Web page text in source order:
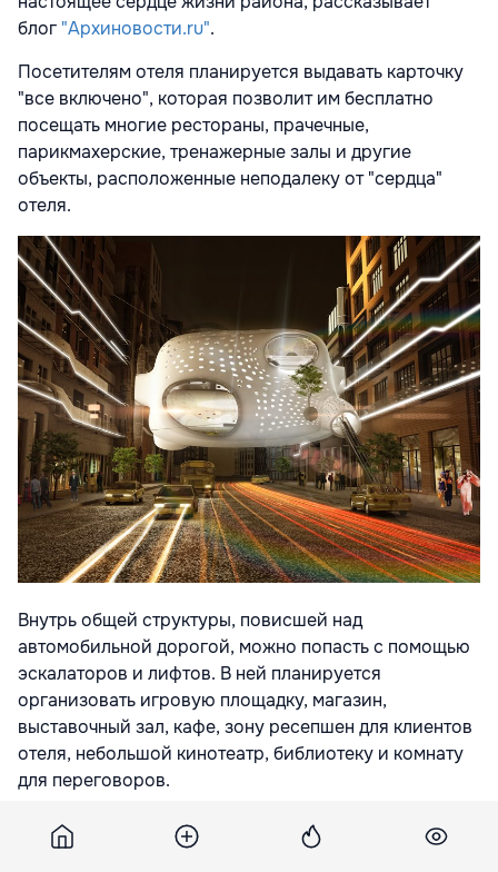
блог "Архиновости.ru".
Посетителям отеля планируется выдавать карточку
"все включено", которая позволит им бесплатно
посещать многие рестораны, прачечные,
парикмахерские, тренажерные залы и другие
объекты, расположенные неподалеку от "сердца"
отеля.
Внутрь общей структуры, повисшей над
автомобильной дорогой, можно попасть с помощью
эскалаторов и лифтов. В ней планируется
организовать игровую площадку, магазин,
выставочный зал, кафе, зону ресепшен для клиентов
отеля, небольшой кинотеатр, библиотеку и комнату
для переговоров.
Для белого "сердца" предусмотрено достаточно зон
остекления, через которые можно будет наблюдать